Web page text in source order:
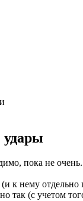
удары
пока не очень.
к нему
так (с учетом